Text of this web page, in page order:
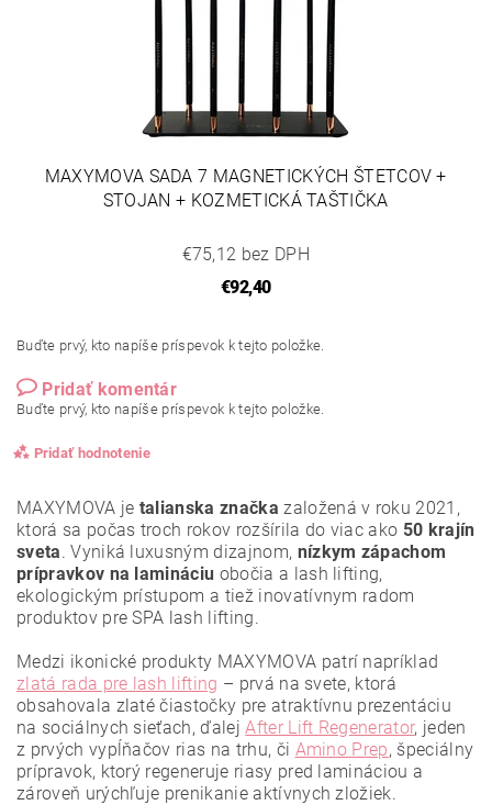
MAXYMOVA SADA 7 MAGNETICKÝCH ŠTETCOV +
STOJAN + KOZMETICKÁ TAŠTIČKA
€75,12 bez DPH
€92,40
Buďte prvý, kto napíše príspevok k tejto položke.
Pridať komentár
Buďte prvý, kto napíše príspevok k tejto položke.
Pridať hodnotenie
Vložením hodnotenie súhlasíte spodmienkami ochrany
MAXYMOVA je talianska značka založená v roku 2021,
ktorá sa počas troch rokov rozšírila do viac ako 50 krajín
sveta. Vyniká luxusným dizajnom, nízkym zápachom
prípravkov na lamináciu obočia a lash lifting,
ekologickým prístupom a tiež inovatívnym radom
produktov pre SPA lash lifting.
Medzi ikonické produkty MAXYMOVA patrí napríklad
zlatá rada pre lash lifting – prvá na svete, ktorá
obsahovala zlaté čiastočky pre atraktívnu prezentáciu
na sociálnych sieťach, ďalejAfter Lift Regenerator, jeden
z prvých vypĺňačov rias na trhu, či Amino Prep, špeciálny
prípravok, ktorý regeneruje riasy pred lamináciou a
zároveň urýchľuje prenikanie aktívnych zložiek.